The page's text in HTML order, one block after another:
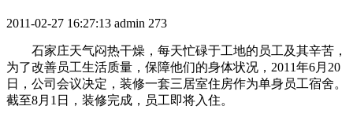
2011-02-27 16:27:13 admin 273
石家庄天气闷热干燥，每天忙碌于工地的员工及其辛苦，
为了改善员工生活质量，保障他们的身体状况，2011年6月20
日，公司会议决定，装修一套三居室住房作为单身员工宿舍。
截至8月1日，装修完成，员工即将入住。